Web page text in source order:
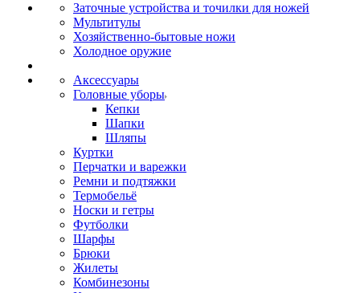
Заточные устройства и точилки для ножей
Мультитулы
Хозяйственно-бытовые ножи
Холодное оружие
Аксессуары
Головные уборы
Кепки
Шапки
Шляпы
Куртки
Перчатки и варежки
Ремни и подтяжки
Термобельё
Носки и гетры
Футболки
Шарфы
Брюки
Жилеты
Комбинезоны